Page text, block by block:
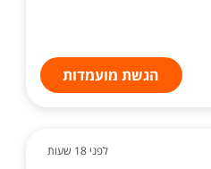
הגשת מועמדות
לפני 18 שעות